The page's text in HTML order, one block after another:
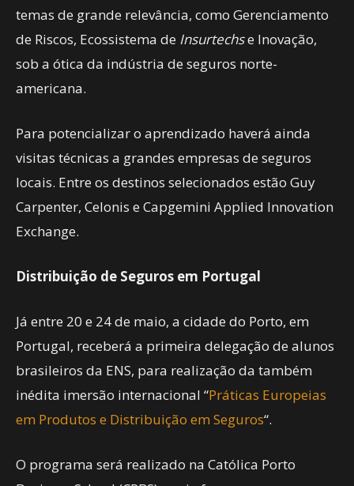
temas de grande relevância, como Gerenciamento
de Riscos, Ecossistema de Insurtechse Inovação,
sob a ótica da indústria de seguros norte-
americana.
Para potencializar o aprendizado haverá ainda
visitas técnicas a grandes empresas de seguros
locais. Entre os destinos selecionados estão Guy
Carpenter, Celonis e Capgemini Applied Innovation
Exchange.
Distribuição de Seguros em Portugal
Já entre 20 e 24 de maio, a cidade do Porto, em
Portugal, receberá a primeira delegação de alunos
brasileiros da ENS, para realização da também
inédita imersão internacional “Práticas Europeias
em Produtos e Distribuição em Seguros“.
O programa será realizado na Católica Porto